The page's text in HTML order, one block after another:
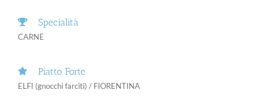
Specialità
CARNE
Piatto Forte
ELFI (gnocchi farciti) / FIORENTINA